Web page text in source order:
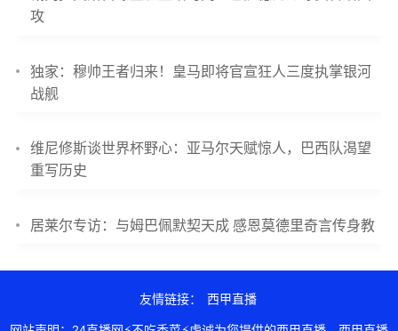
攻
独家：穆帅王者归来！皇马即将官宣狂人三度执掌银河
战舰
维尼修斯谈世界杯野心：亚马尔天赋惊人，巴西队渴望
重写历史
居莱尔专访：与姆巴佩默契天成 感恩莫德里奇言传身教
友情链接： 西甲直播